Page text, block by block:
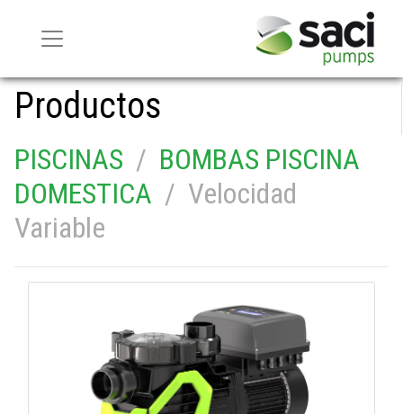
Productos
PISCINAS / BOMBAS PISCINA
DOMESTICA / Velocidad
Variable